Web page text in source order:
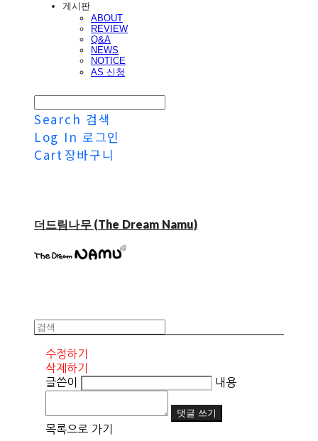
게시판
ABOUT
REVIEW
Q&A
NEWS
NOTICE
AS 신청
Search 검색
Log In 로그인
Cart 장바구니
더드림나무 (The Dream Namu)
수정하기
삭제하기
글쓴이
내용
댓글 쓰기
목록으로 가기